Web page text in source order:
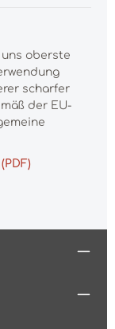
oberste
scharfer
der EU-